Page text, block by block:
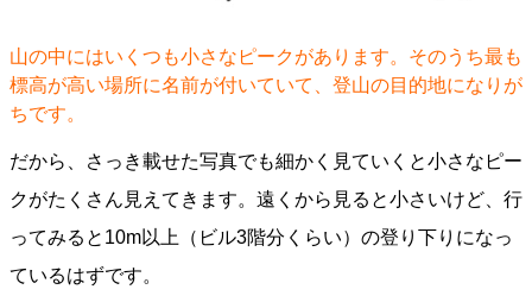
山の中にはいくつも小さなピークがあります。そのうち最も
標高が高い場所に名前が付いていて、登山の目的地になりが
ちです。
だから、さっき載せた写真でも細かく見ていくと小さなピー
クがたくさん見えてきます。遠くから見ると小さいけど、行
ってみると10m以上（ビル3階分くらい）の登り下りになっ
ているはずです。